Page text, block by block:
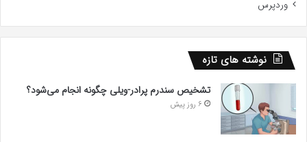
وردپرس
نوشته های تازه
تشخیص سندرم پرادر-ویلی چگونه انجام می‌شود؟
6 روز پیش